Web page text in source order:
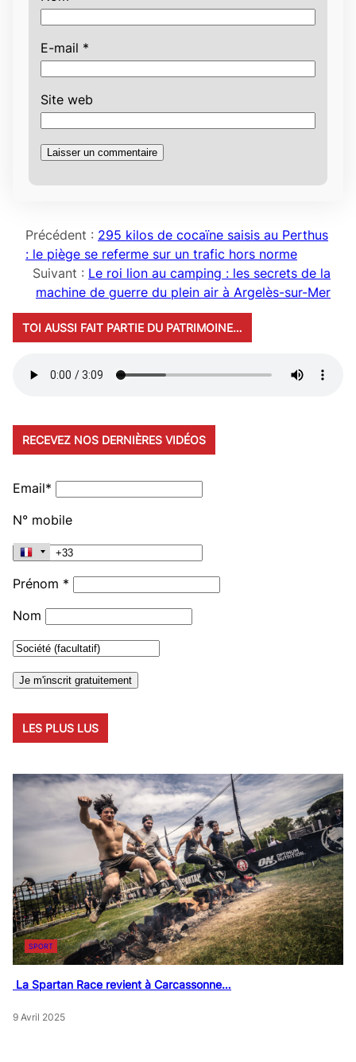
E-mail *
Site web
Précédent : 295 kilos de cocaïne saisis au Perthus
: le piège se referme sur un trafic hors norme
Suivant : Le roi lion au camping : les secrets de la
machine de guerre du plein air à Argelès-sur-Mer
TOI AUSSI FAIT PARTIE DU PATRIMOINE…
RECEVEZ NOS DERNIÈRES VIDÉOS
Email*
N° mobile
Prénom *
Nom
LES PLUS LUS
SPORT
La Spartan Race revient à Carcassonne…
9 Avril 2025